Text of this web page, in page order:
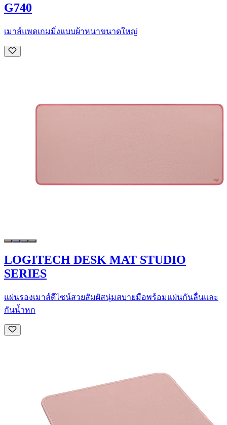
G740
เมาส์แพดเกมมิ่งแบบผ้าหนาขนาดใหญ่
LOGITECH DESK MAT STUDIO
SERIES
แผ่นรองเมาส์ดีไซน์สวยสัมผัสนุ่มสบายมือพร้อมแผ่นกันลื่นและ
กันน้ำหก